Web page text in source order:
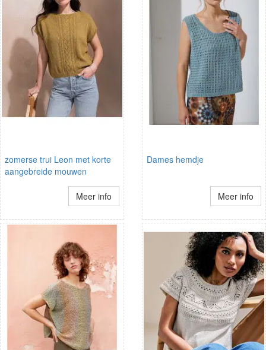
zomerse trui Leon met korte
aangebreide mouwen
Meer info
Dames hemdje
Meer info